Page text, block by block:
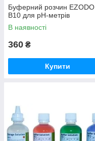
Буферний розчин EZODO
B10 для pH-метрів
В наявності
360 ₴
Купити